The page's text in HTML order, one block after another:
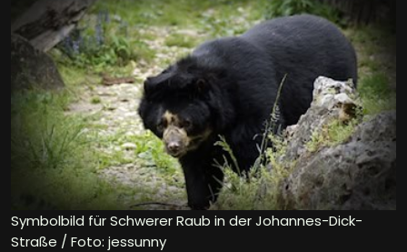
Symbolbild für Schwerer Raub in der Johannes-Dick-
Straße / Foto: jessunny